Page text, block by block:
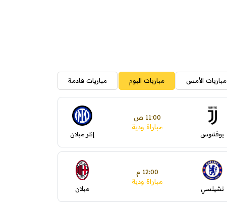
مباريات الأمس مباريات اليوم مباريات قادمة
يوفنتوس
11:00 ص
مباراة ودية
إنتر ميلان
تشيلسي
12:00 م
مباراة ودية
ميلان